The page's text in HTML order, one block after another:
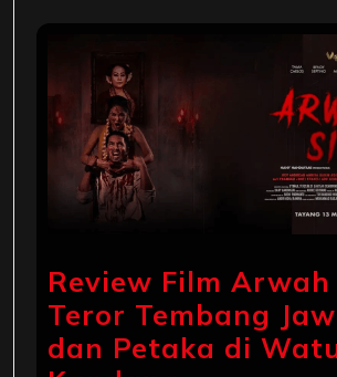
Review Film Arwah
Teror Tembang
dan Petaka di